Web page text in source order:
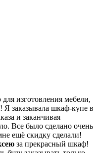
изготовления мебели,
заказывала шкаф-купе в
и заканчивая
Все было сделано очень
ещё скидку сделали!
за прекрасный шкаф!